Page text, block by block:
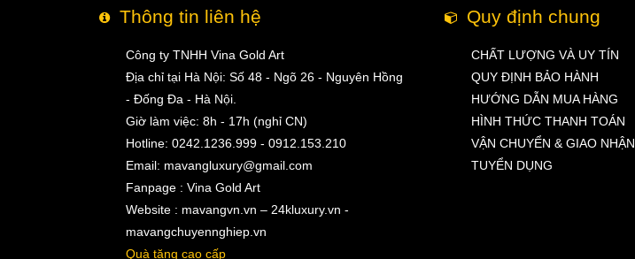
Thông tin liên hệ
Công ty TNHH Vina Gold Art
Địa chỉ tại Hà Nội: Số 48 - Ngõ 26 - Nguyên Hồng
- Đống Đa - Hà Nội.
Giờ làm việc: 8h - 17h (nghỉ CN)
Hotline: 0242.1236.999 - 0912.153.210
Email: mavangluxury@gmail.com
Fanpage : Vina Gold Art
Website : mavangvn.vn – 24kluxury.vn -
mavangchuyennghiep.vn
Quà tặng cao cấp
Quy định chung
CHẤT LƯỢNG VÀ UY TÍN
QUY ĐỊNH BẢO HÀNH
HƯỚNG DẪN MUA HÀNG
HÌNH THỨC THANH TOÁN
VẬN CHUYỂN & GIAO NHẬN
TUYỂN DỤNG